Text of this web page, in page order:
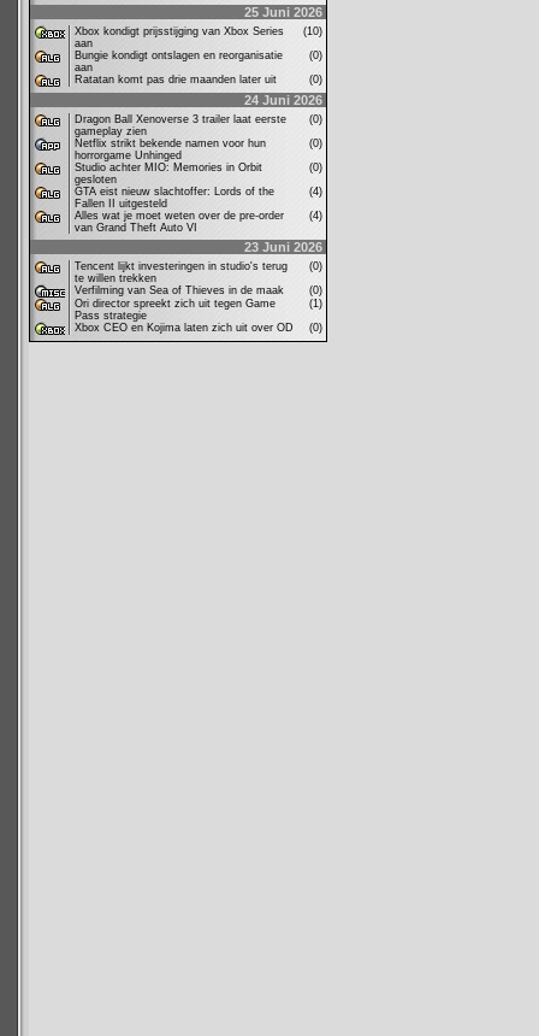
25 Juni 2026
Xbox kondigt prijsstijging van Xbox Series
aan
(10)
Bungie kondigt ontslagen en reorganisatie
aan
(0)
Ratatan komt pas drie maanden later uit
(0)
24 Juni 2026
Dragon Ball Xenoverse 3 trailer laat eerste
gameplay zien
(0)
Netflix strikt bekende namen voor hun
horrorgame Unhinged
(0)
Studio achter MIO: Memories in Orbit
gesloten
(0)
GTA eist nieuw slachtoffer: Lords of the
Fallen II uitgesteld
(4)
Alles wat je moet weten over de pre-order
van Grand Theft Auto VI
(4)
23 Juni 2026
Tencent lijkt investeringen in studio's terug
te willen trekken
(0)
Verfilming van Sea of Thieves in de maak
(0)
Ori director spreekt zich uit tegen Game
Pass strategie
(1)
Xbox CEO en Kojima laten zich uit over OD
(0)